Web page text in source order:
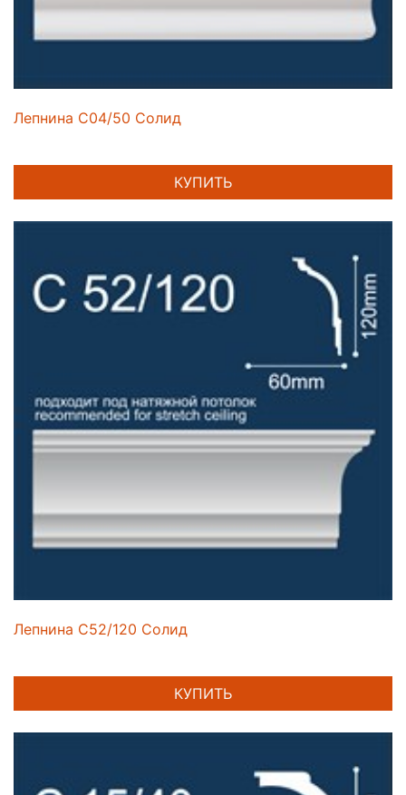
Лепнина C04/50 Солид
КУПИТЬ
Лепнина C52/120 Солид
КУПИТЬ